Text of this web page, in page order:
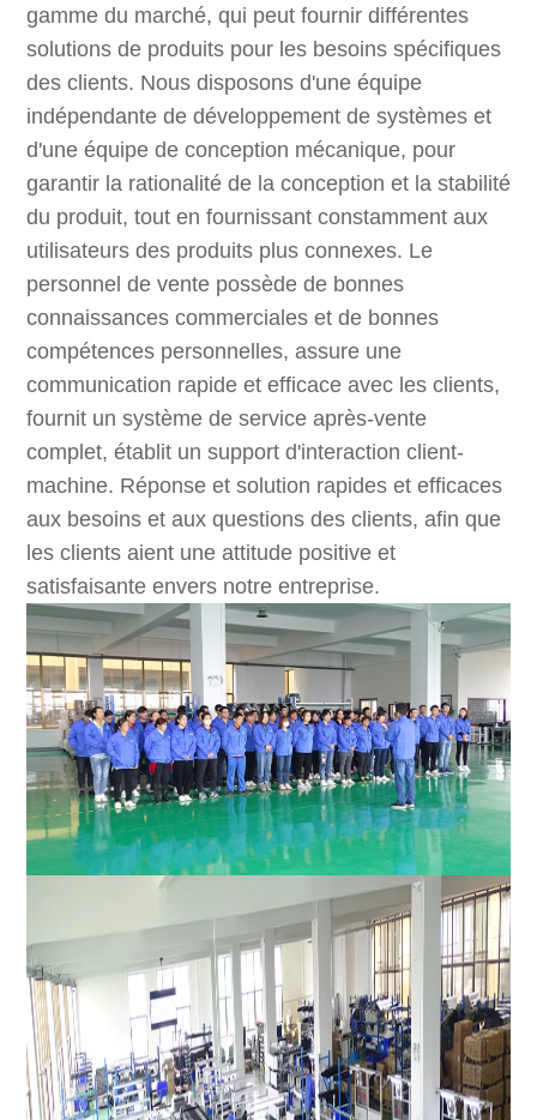
gamme du marché, qui peut fournir différentes
solutions de produits pour les besoins spécifiques
des clients. Nous disposons d'une équipe
indépendante de développement de systèmes et
d'une équipe de conception mécanique, pour
garantir la rationalité de la conception et la stabilité
du produit, tout en fournissant constamment aux
utilisateurs des produits plus connexes. Le
personnel de vente possède de bonnes
connaissances commerciales et de bonnes
compétences personnelles, assure une
communication rapide et efficace avec les clients,
fournit un système de service après-vente
complet, établit un support d'interaction client-
machine. Réponse et solution rapides et efficaces
aux besoins et aux questions des clients, afin que
les clients aient une attitude positive et
satisfaisante envers notre entreprise.